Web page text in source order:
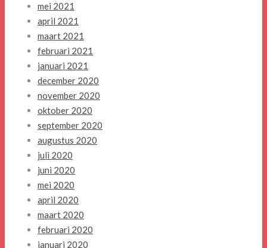
mei 2021
april 2021
maart 2021
februari 2021
januari 2021
december 2020
november 2020
oktober 2020
september 2020
augustus 2020
juli 2020
juni 2020
mei 2020
april 2020
maart 2020
februari 2020
januari 2020